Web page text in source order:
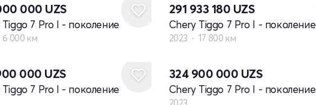
000 UZS
7 Pro I - поколение
6 000 км
291 933 180 UZS
Chery Tiggo 7 Pro I - поколение
2023 17 800 км
000 UZS
7 Pro I - поколение
324 900 000 UZS
Chery Tiggo 7 Pro I - поколение